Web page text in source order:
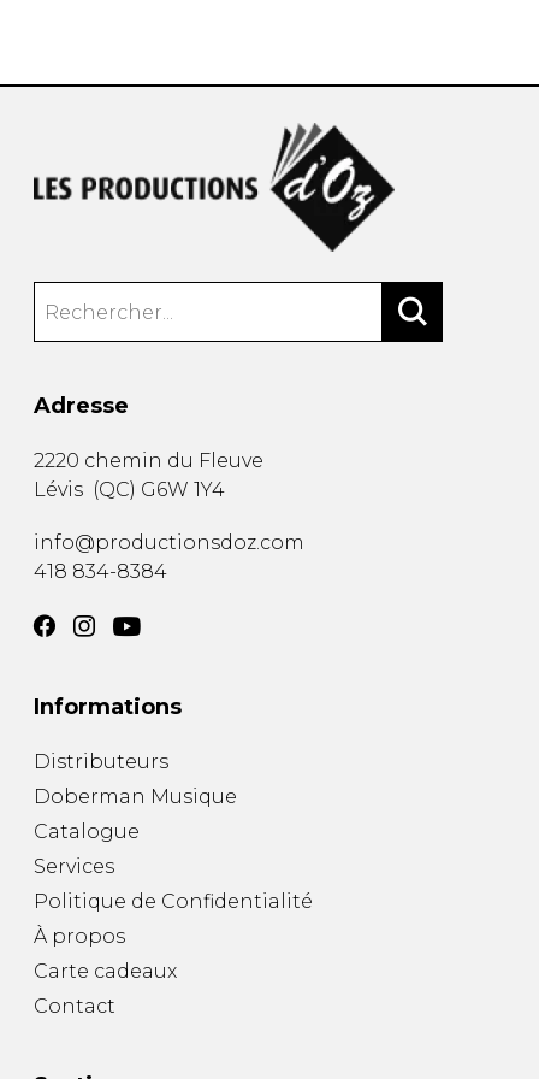
Adresse
2220 chemin du Fleuve
Lévis (QC) G6W 1Y4
info@productionsdoz.com
418 834-8384
Informations
Distributeurs
Doberman Musique
Catalogue
Services
Politique de Confidentialité
À propos
Carte cadeaux
Contact